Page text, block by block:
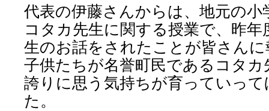
代表の伊藤さんからは、地元の
コタカ先生に関する授業で、昨年
生のお話をされたことが皆さん
子供たちが名誉町民であるコタ
誇りに思う気持ちが育っていっ
た。